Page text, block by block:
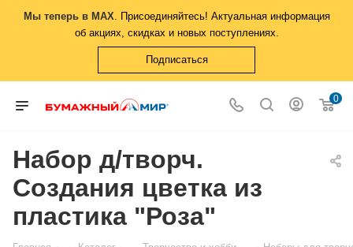
Мы теперь в MAX. Присоединяйтесь! Актуальная информация
об акциях, скидках и новых поступлениях.
Подписаться
0
Набор д/творч.
Создания цветка из
пластика "Роза"